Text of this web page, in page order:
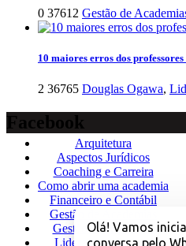
0 37612 Gestão de
10 maiores erros dos
2 36765 Douglas Ogawa,
Facebook
Arquitetura
Aspectos Jurídicos
Coaching e Carreira
Como abrir uma academia
Financeiro e Contábil
Gestão de Academias
Gestão de Aquáticas
Liderança e Pessoal
Olá! Vamos
conversa pelo